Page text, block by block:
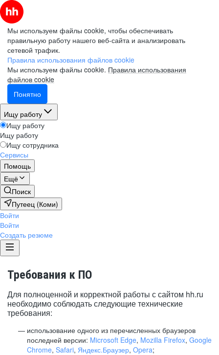
Мы используем файлы cookie, чтобы обеспечивать
правильную работу нашего веб-сайта и анализировать
сетевой трафик.
Правила использования файлов cookie
Мы используем файлы cookie. Правила использования
файлов cookie
Понятно
Ищу работу
Ищу работу
Ищу работу
Ищу сотрудника
Сервисы
Помощь
Ещё
Поиск
Путеец (Коми)
Войти
Войти
Создать резюме
Требования к ПО
Для полноценной и корректной работы с сайтом hh.ru
необходимо соблюдать следующие технические
требования:
использование одного из перечисленных браузеров
последней версии: Microsoft Edge, Mozilla Firefox, Google
Chrome, Safari, Яндекс.Браузер, Opera;